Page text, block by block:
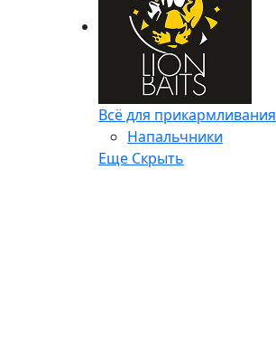
Всё для прикармливания
Напальчники
Еще Скрыть